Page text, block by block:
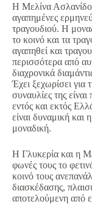
Η Μελίνα Ασλανίδου
αγαπημένες
τραγουδιού. Η
το κοινό και τα
αγαπηθεί και
περισσότερα από
διαχρονικά
Έχει ξεχωρίσει για
συναυλίες της
εντός και εκτός
είναι δυναμική και
μοναδική.
Η Γλυκερία και η
φωνές τους το
κοινό τους
διασκέδασης,
αποτελούμενη από